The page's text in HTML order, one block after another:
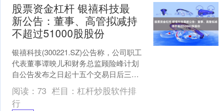
股票资金杠杆 银禧科技最
新公告：董事、高管拟减持
不超过51000股股份
银禧科技(300221.SZ)公告称，公司职工
代表董事谭映儿和财务总监顾险峰计划
自公告发布之日起十五个交易日后三个
月内，以集中竞价方式合计减持不超过
51,000....
阅读： 73 栏目： 杠杆炒股软件排
行